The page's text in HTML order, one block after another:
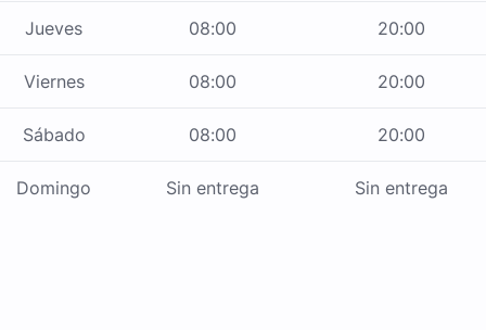
Jueves 08:00 20:00
Viernes 08:00 20:00
Sábado 08:00 20:00
Domingo Sin entrega Sin entrega